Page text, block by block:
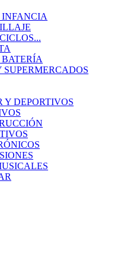
INFANCIA
BATERÍA
Y DEPORTIVOS